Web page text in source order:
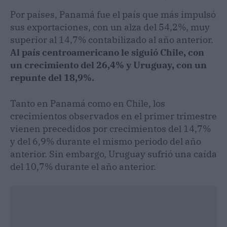
Por países, Panamá fue el país que más impulsó
sus exportaciones, con un alza del 54,2%, muy
superior al 14,7% contabilizado al año anterior.
Al país centroamericano le siguió Chile, con
un crecimiento del 26,4% y Uruguay, con un
repunte del 18,9%.
Tanto en Panamá como en Chile, los
crecimientos observados en el primer trimestre
vienen precedidos por crecimientos del 14,7%
y del 6,9% durante el mismo periodo del año
anterior. Sin embargo, Uruguay sufrió una caída
del 10,7% durante el año anterior.